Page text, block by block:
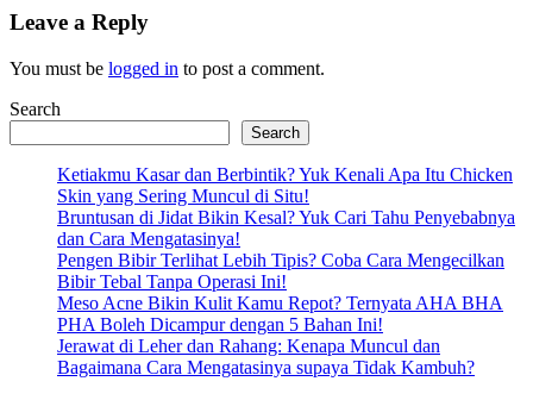
Leave a Reply
You must be logged in to post a comment.
Search
Search
Ketiakmu Kasar dan Berbintik? Yuk Kenali Apa Itu Chicken
Skin yang Sering Muncul di Situ!
Bruntusan di Jidat Bikin Kesal? Yuk Cari Tahu Penyebabnya
dan Cara Mengatasinya!
Pengen Bibir Terlihat Lebih Tipis? Coba Cara Mengecilkan
Bibir Tebal Tanpa Operasi Ini!
Meso Acne Bikin Kulit Kamu Repot? Ternyata AHA BHA
PHA Boleh Dicampur dengan 5 Bahan Ini!
Jerawat di Leher dan Rahang: Kenapa Muncul dan
Bagaimana Cara Mengatasinya supaya Tidak Kambuh?